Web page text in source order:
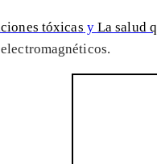
tóxicas y La salud